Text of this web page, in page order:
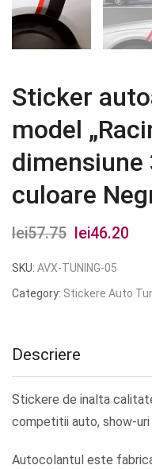
Sticker
model
dimensiune
culoare
lei57.75
Prețul
inițial
a
lei46.20
SKU: AVX-TUNING-05
Category: Stickere Auto
Descriere
Stickere de inalta
competitii auto, show-uri
Autocolantul este